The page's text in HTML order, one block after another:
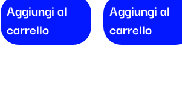
Aggiungi al
carrello
Aggiungi al
carrello